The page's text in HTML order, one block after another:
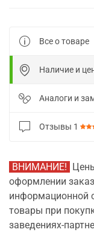
Все о товаре
Наличие и
Аналоги и
Отзывы 1
ВНИМАНИЕ!
оформлении
информационной
товары при
заведениях-